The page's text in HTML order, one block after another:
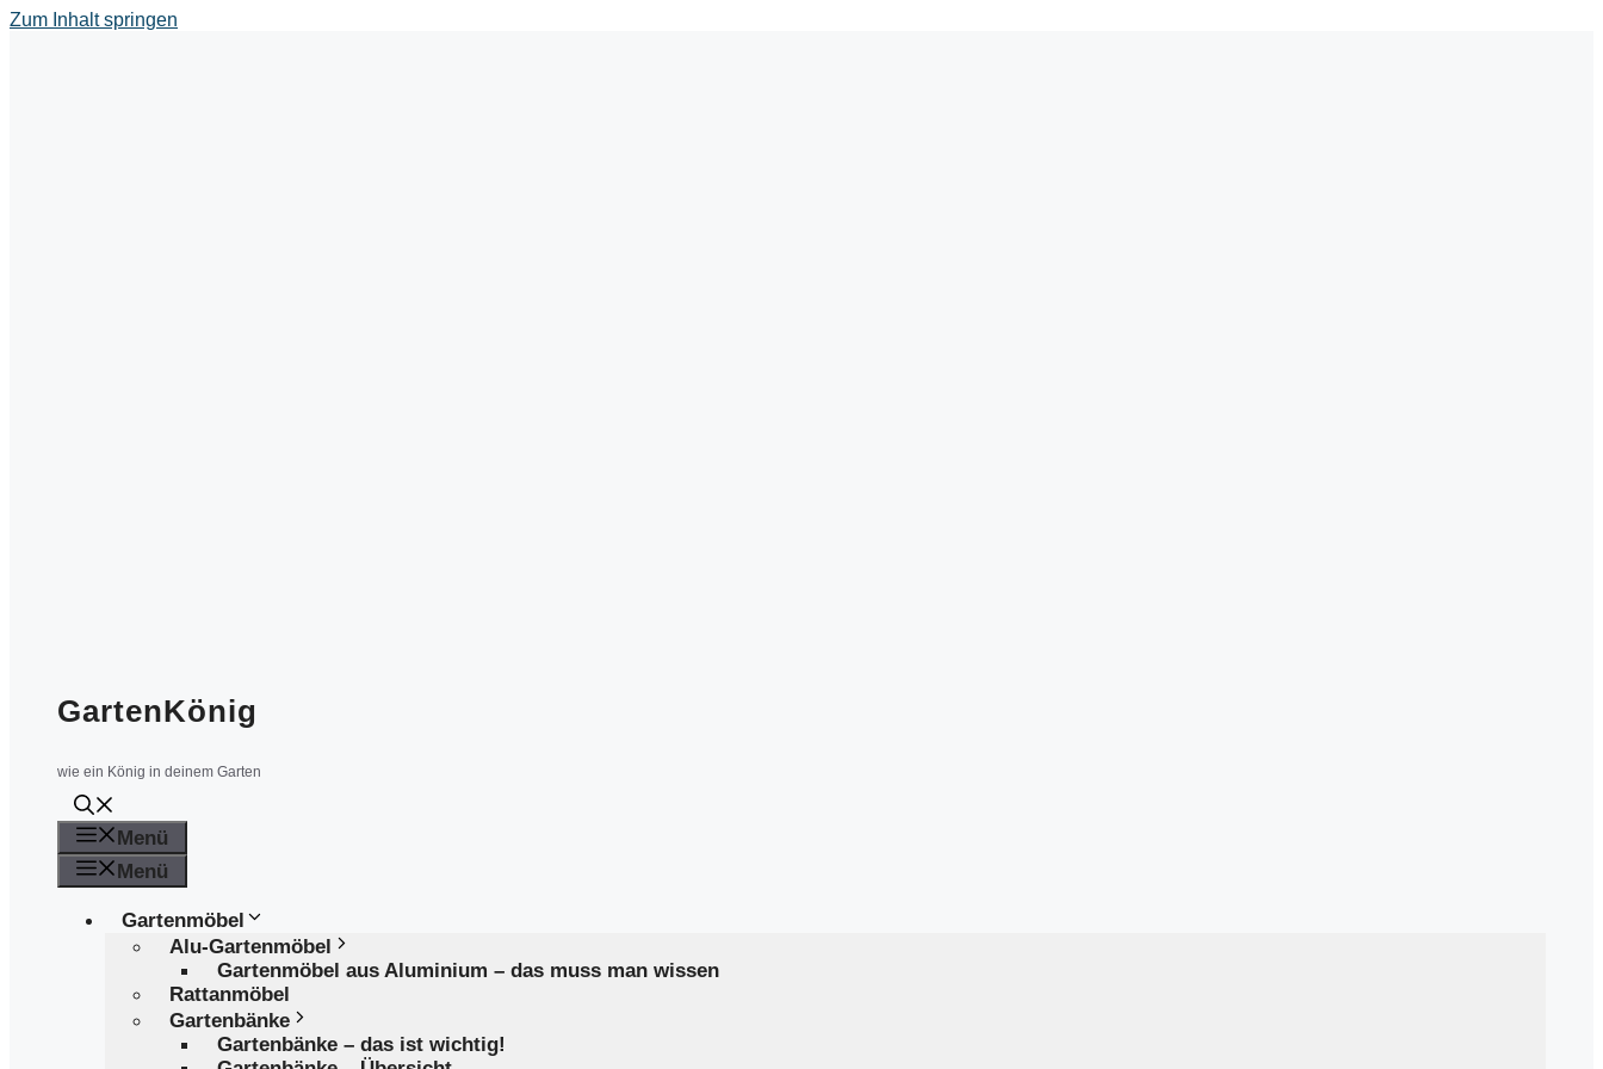
Zum Inhalt springen
GartenKönig
wie ein König in deinem Garten
Menü
Menü
Gartenmöbel
Alu-Gartenmöbel
Gartenmöbel aus Aluminium – das muss man wissen
Rattanmöbel
Gartenbänke
Gartenbänke – das ist wichtig!